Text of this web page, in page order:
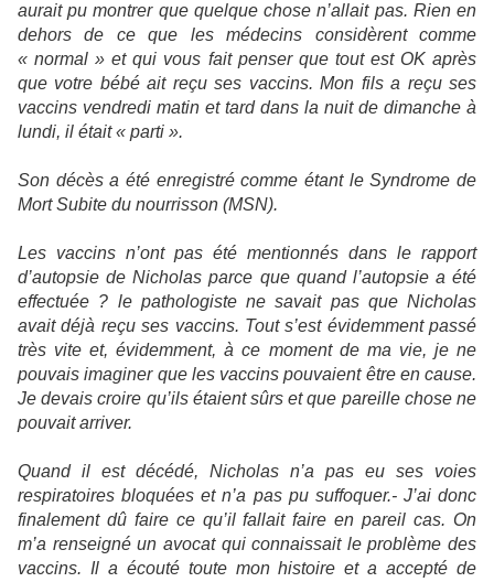
aurait pu montrer que quelque chose n’allait pas. Rien en
dehors de ce que les médecins considèrent comme
« normal » et qui vous fait penser que tout est OK après
que votre bébé ait reçu ses vaccins. Mon fils a reçu ses
vaccins vendredi matin et tard dans la nuit de dimanche à
lundi, il était « parti ».
Son décès a été enregistré comme étant le Syndrome de
Mort Subite du nourrisson (MSN).
Les vaccins n’ont pas été mentionnés dans le rapport
d’autopsie de Nicholas parce que quand l’autopsie a été
effectuée ? le pathologiste ne savait pas que Nicholas
avait déjà reçu ses vaccins. Tout s’est évidemment passé
très vite et, évidemment, à ce moment de ma vie, je ne
pouvais imaginer que les vaccins pouvaient être en cause.
Je devais croire qu’ils étaient sûrs et que pareille chose ne
pouvait arriver.
Quand il est décédé, Nicholas n’a pas eu ses voies
respiratoires bloquées et n’a pas pu suffoquer.- J’ai donc
finalement dû faire ce qu’il fallait faire en pareil cas. On
m’a renseigné un avocat qui connaissait le problème des
vaccins. Il a écouté toute mon histoire et a accepté de